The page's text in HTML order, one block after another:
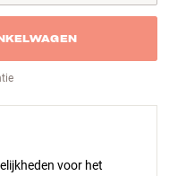
voor het